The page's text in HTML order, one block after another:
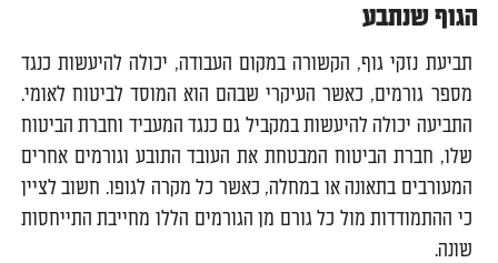
הגוף שנתבע
תביעת נזקי גוף, הקשורה במקום העבודה, יכולה להיעשות כנגד
מספר גורמים, כאשר העיקרי שבהם הוא המוסד לביטוח לאומי.
התביעה יכולה להיעשות במקביל גם כנגד המעביד וחברת הביטוח
שלו, חברת הביטוח המבטחת את העובד התובע וגורמים אחרים
המעורבים בתאונה או במחלה, כאשר כל מקרה לגופו. חשוב לציין
כי ההתמודדות מול כל גורם מן הגורמים הללו מחייבת התייחסות
שונה.